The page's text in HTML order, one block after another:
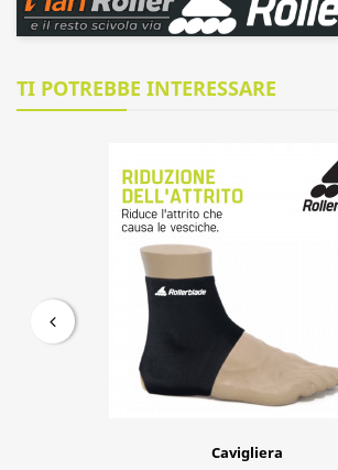
TI POTREBBE INTERESSARE
SKATE GEAR JUNIOR 3 PACK